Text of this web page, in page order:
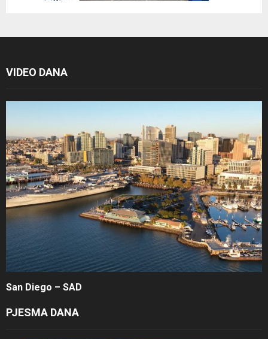
VIDEO DANA
San Diego – SAD
PJESMA DANA